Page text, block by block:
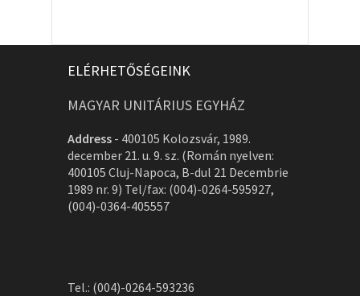
ELÉRHETŐSÉGEINK
MAGYAR UNITÁRIUS EGYHÁZ
Address - 400105 Kolozsvár, 1989.
december 21. u. 9. sz. (Román nyelven:
400105 Cluj-Napoca, B-dul 21 Decembrie
1989 nr. 9) Tel/fax: (004)-0264-595927,
(004)-0364-405557
Tel.: (004)-0264-593236